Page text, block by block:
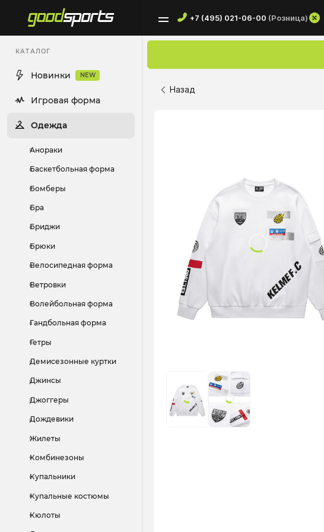
+7 (495) 021-06-00 (Розница)
КАТАЛОГ
Новинки NEW
Игровая форма
Одежда
Анораки
Баскетбольная форма
Бомберы
Бра
Бриджи
Брюки
Велосипедная форма
Ветровки
Волейбольная форма
Гандбольная форма
Гетры
Демисезонные куртки
Джинсы
Джоггеры
Дождевики
Жилеты
Комбинезоны
Купальники
Купальные костюмы
Кюлоты
Назад